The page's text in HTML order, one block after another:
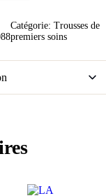
Catégorie: Trousses de
premiers soins